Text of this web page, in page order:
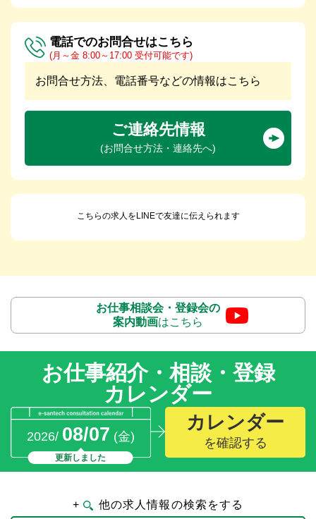
電話でのお問合せはこちら
(月～金 8:00～17:00 受付可能です)
お問合せ方法、電話番号などの情報はこちら
ご連絡先情報
(お問合せ方法・連絡先へ)
こちらの求人をLINEで友達に伝えられます
お仕事相談会・登録会の
案内動画はこちら
お仕事紹介・相談・登録
カレンダー
2026/ 08/07 (金)
更新しました
カレンダー
を確認する
+ 他の求人情報の検索をする